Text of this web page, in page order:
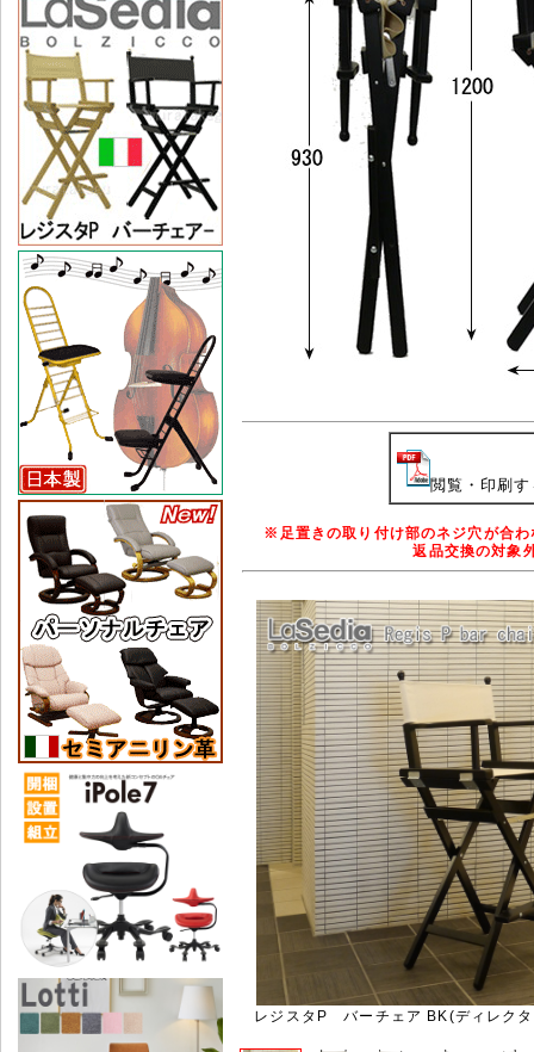
閲覧・印刷
※ 足置きの取り付け部のネジ穴が合
返品交換の対象
レジスタP バーチェア BK(ディレク